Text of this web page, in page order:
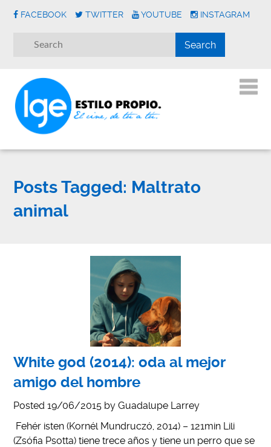
FACEBOOK TWITTER YOUTUBE INSTAGRAM
Posts Tagged: Maltrato
animal
White god (2014): oda al mejor
amigo del hombre
Posted19/06/2015 byGuadalupe Larrey
Fehér isten (Kornél Mundruczó, 2014) – 121min Lili
(Zsófia Psotta) tiene trece años y tiene un perro que se